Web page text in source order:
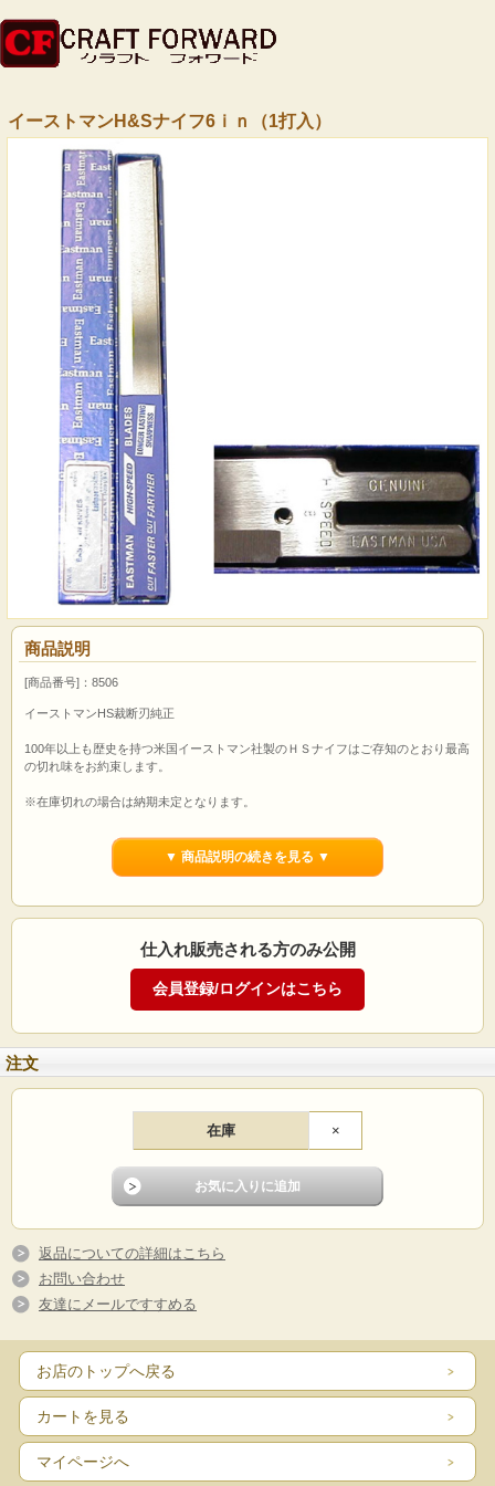
イーストマンH&Sナイフ6ｉｎ（1打入）
商品説明
[商品番号]：8506
イーストマンHS裁断刃純正
100年以上も歴史を持つ米国イーストマン社製のＨＳナイフはご存知のとおり最高
の切れ味をお約束します。
※在庫切れの場合は納期未定となります。
▼ 商品説明の続きを見る ▼
仕入れ販売される方のみ公開
注文
在庫 ×
返品についての詳細はこちら
お問い合わせ
友達にメールですすめる
お店のトップへ戻る
カートを見る
マイページへ